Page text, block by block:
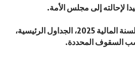
وتضمن مشروع الموازنة العامة لسنة 2025، مواد مشروع قانون الموازنة للسنة المالية 2025، الجداول الرئيسية،